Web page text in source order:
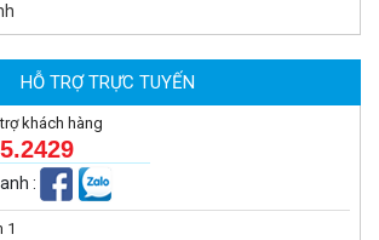
HỖ TRỢ TRỰC TUYẾN
khách hàng
:
1
đầu báo nhiệt 2MP Hikfire HF-VH 223
MUA NGAY